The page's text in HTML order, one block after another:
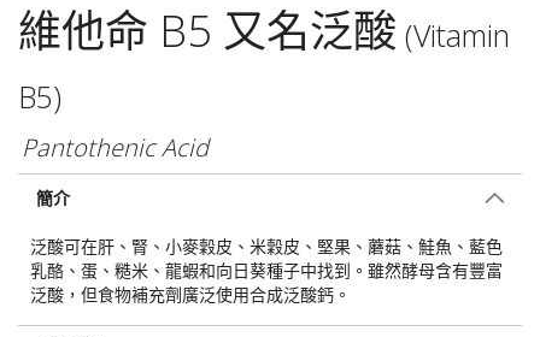
維他命 B5 又名泛酸 (Vitamin
B5)
Pantothenic Acid
簡介
泛酸可在肝、腎、小麥穀皮、米穀皮、堅果、蘑菇、鮭魚、藍色
乳酪、蛋、糙米、龍蝦和向日葵種子中找到。雖然酵母含有豐富
泛酸，但食物補充劑廣泛使用合成泛酸鈣。